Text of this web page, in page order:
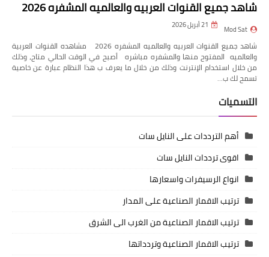
شاهد جميع القنوات العربيه والعالميه المشفره 2026
Mod Sat 21 أبريل 2026
شاهد جميع القنوات العربيه والعالميه المشفره 2026 مشاهده القنوات العربية
والعالميه المفتوح منها والمشفره مباشره أصبح في الوقت الحالي متاح، وذلك
من خلال استخدام الإنترنت وذلك من خلال ما يعرف ب هذا النظام عبارة عن خاصية
تسمح لك ب…
التسميات
أهم الترددات على النايل سات
اقوى ترددات النايل سات
انواع الرسيفرات واسعارها
ترتيب الاقمار الصناعية على المدار
ترتيب الاقمار الصناعية من الغرب الى الشرق
ترتيب الاقمار الصناعية وتردداتها